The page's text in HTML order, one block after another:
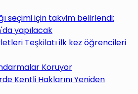
seçimi için takvim belirlendi:
yapılacak
Teşkilatı ilk kez öğrencileri
Koruyor
Kentli Haklarını Yeniden